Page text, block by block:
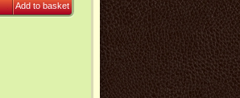
Add to basket